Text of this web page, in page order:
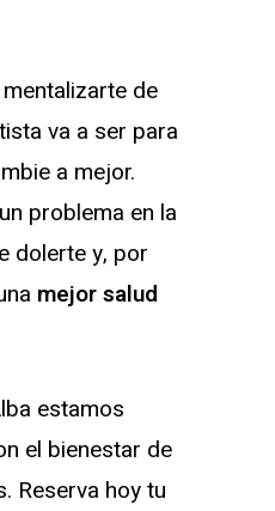
de
va a ser para
a mejor.
problema en la
dolerte y, por
mejor salud
estamos
el bienestar de
Reserva hoy tu